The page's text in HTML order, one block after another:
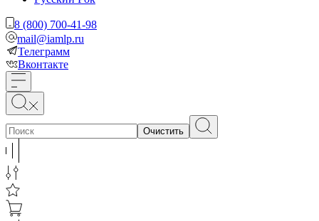
8 (800) 700-41-98
mail@iamlp.ru
Телеграмм
Вконтакте
Очистить